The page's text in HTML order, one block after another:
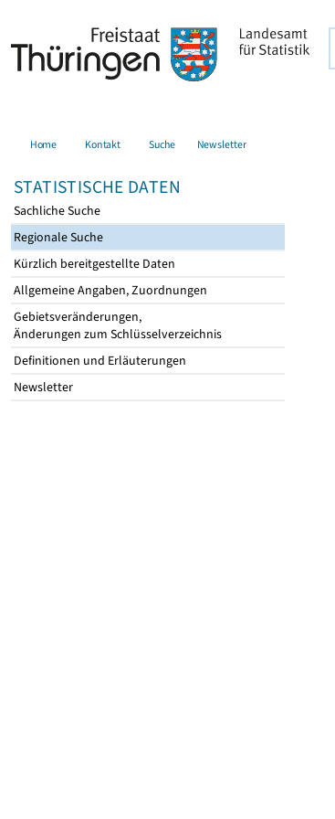
Home Kontakt Suche Newsletter
STATISTISCHE DATEN
Sachliche Suche
Regionale Suche
Kürzlich bereitgestellte Daten
Allgemeine Angaben, Zuordnungen
Gebietsveränderungen,
Änderungen zum Schlüsselverzeichnis
Definitionen und Erläuterungen
Newsletter